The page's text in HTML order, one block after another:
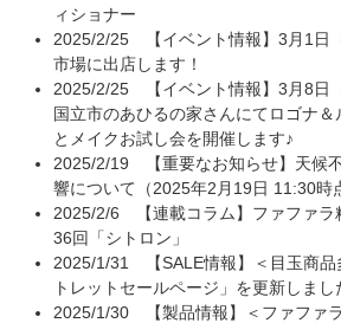
ィショナー
2025/2/25
【イベント情報】3月1日
市場に出店します！
2025/2/25
【イベント情報】3月8日
国立市のあひるの家さんにてロゴナ
とメイクお試し会を開催します♪
2025/2/19
【重要なお知らせ】天候
響について（2025年2月19日 11:30時
2025/2/6
【連載コラム】ファファ
36回「シトロン」
2025/1/31
【SALE情報】＜目玉商
トレットセールページ」を更新しまし
2025/1/30
【製品情報】＜ファファ